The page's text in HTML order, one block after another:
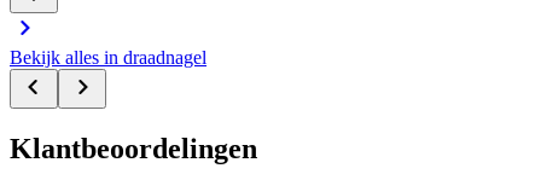
Bekijk alles in draadnagel
Klantbeoordelingen